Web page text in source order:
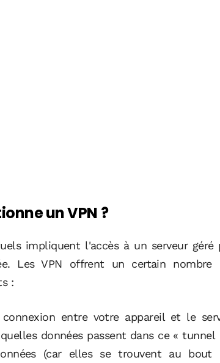
un VPN ?
impliquent l'accès à un serveur
Les VPN offrent un certain nombre
:
entre votre appareil et le
données passent dans ce « tunnel
(car elles se trouvent au bout